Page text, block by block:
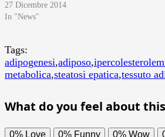
27 Dicembre 2014
In "News"
Tags:
adipogenesi,adiposo,
metabolica,steatosi epatica,tessuto
What do you feel about
0% Love 0% Funny 0% Wow